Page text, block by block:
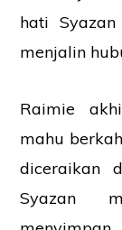
hati
menjalin
Raimie
mahu
diceraikan
Syazan
Laman Website/
ENTERPRISE